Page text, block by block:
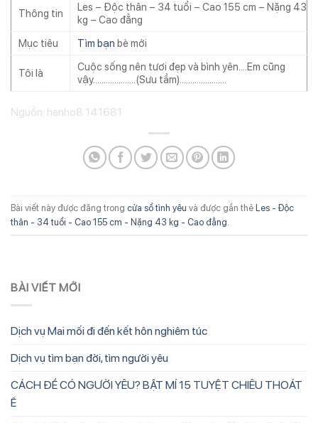
Thông tin
Les – Độc thân – 34 tuổi – Cao 155 cm – Nặng 43
kg – Cao đẳng
Mục tiêu
Tìm bạn bè mới
Tôi là
Cuộc sống nên tươi đẹp và bình yên….Em cũng
vậy………………..(Sưu tầm)………………….
Nguồn: henho8 141681
Bài viết này được đăng trong cửa sổ tình yêu và được gắn thẻ Les - Độc
thân - 34 tuổi - Cao 155 cm - Nặng 43 kg - Cao đẳng
BÀI VIẾT MỚI
Dịch vụ Mai mối đi đến kết hôn nghiêm túc
Dịch vụ tìm bạn đời, tìm người yêu
CÁCH ĐỂ CÓ NGƯỜI YÊU? BẬT MÍ 15 TUYỆT CHIÊU THOÁT
Ế